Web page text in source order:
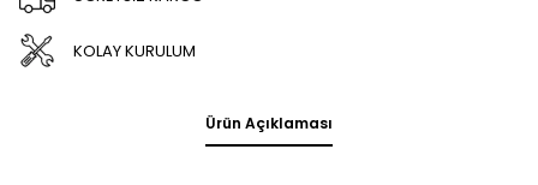
KOLAY KURULUM
Ürün Açıklaması